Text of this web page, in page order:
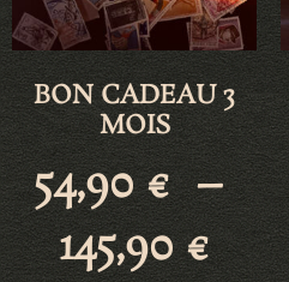
BON CADEAU 3
MOIS
54,90€ –
145,90€